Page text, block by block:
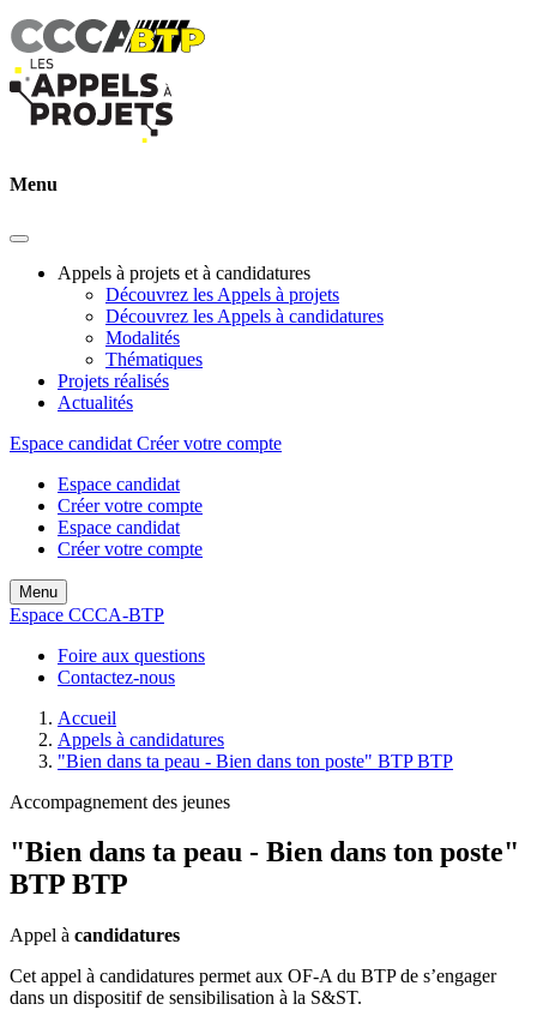
Menu
Appels à projets et à candidatures
Découvrez les Appels à projets
Découvrez les Appels à candidatures
Modalités
Thématiques
Projets réalisés
Actualités
Espace candidat Créer votre compte
Espace candidat
Créer votre compte
Espace candidat
Créer votre compte
Menu
Espace CCCA-BTP
Foire aux questions
Contactez-nous
Accueil
Appels à candidatures
"Bien dans ta peau - Bien dans ton poste" BTP BTP
Accompagnement des jeunes
"Bien dans ta peau - Bien dans ton poste"
BTP BTP
Appel à candidatures
Cet appel à candidatures permet aux OF-A du BTP de s’engager
dans un dispositif de sensibilisation à la S&ST.